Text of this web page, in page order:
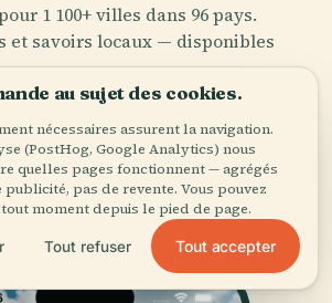
1 100+ villes dans 96 pays.
et savoirs locaux — disponibles
l'application
000+ voyageurs
au sujet des cookies.
nécessaires assurent la navigation.
(PostHog, Google Analytics) nous
quelles pages fonctionnent — agrégés
publicité, pas de revente. Vous pouvez
moment depuis le pied de page.
Tout refuser Tout accepter